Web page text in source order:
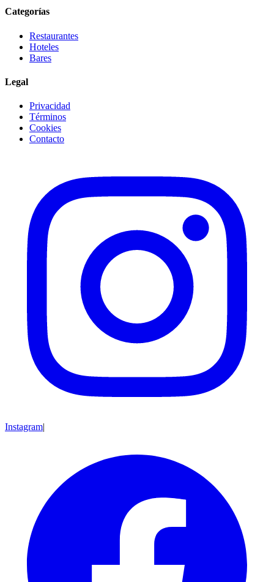
Categorías
Restaurantes
Hoteles
Bares
Legal
Privacidad
Términos
Cookies
Contacto
Instagram|